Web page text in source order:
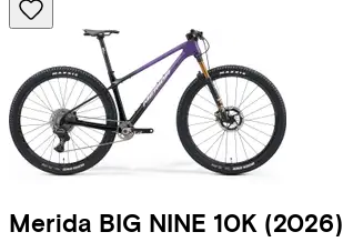
Merida BIG NINE 10K (2026)